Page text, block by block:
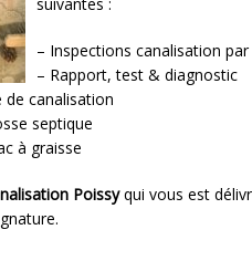
– Inspections canalisation
– Rapport, test & diagnostic
canalisation
septique
à graisse
Poissyqui vous est